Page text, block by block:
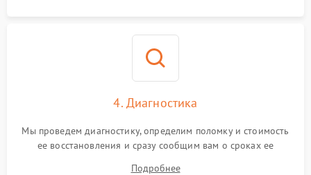
4. Диагностика
Мы проведем диагностику, определим поломку и стоимость
ее восстановления и сразу сообщим вам о сроках ее
Подробнее